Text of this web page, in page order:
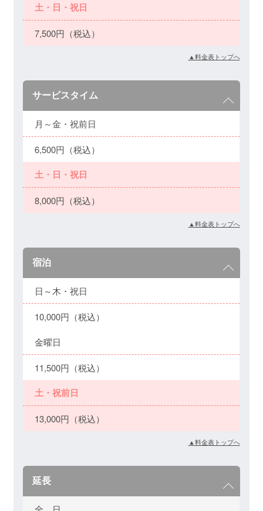
土・日・祝日
7,500円（税込）
▲料金表トップへ
サービスタイム
月～金・祝前日
6,500円（税込）
土・日・祝日
8,000円（税込）
▲料金表トップへ
宿泊
日～木・祝日
10,000円（税込）
金曜日
11,500円（税込）
土・祝前日
13,000円（税込）
▲料金表トップへ
延長